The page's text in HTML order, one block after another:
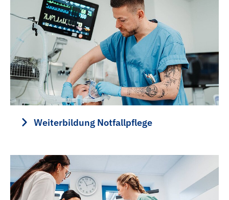
Weiterbildung Notfallpflege